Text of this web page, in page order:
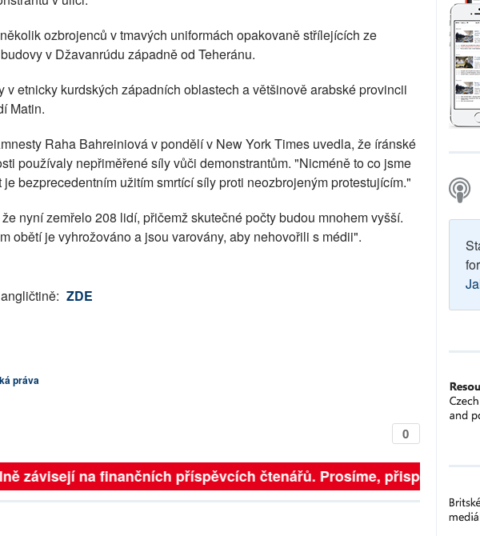
ozbrojenců v tmavých uniformách opakovaně střílejících ze
v Džavanrúdu západně od Teheránu.
v etnicky kurdských západních oblastech a většinově arabské provincii
Matin.
Raha Bahreiniová v pondělí v New York Times uvedla, že íránské
používaly nepřiměřené síly vůči demonstrantům. "Nicméně to co jsme
bezprecedentním užitím smrtící síly proti neozbrojeným protestujícím."
nyní zemřelo 208 lidí, přičemž skutečné počty budou mnohem vyšší.
obětí je vyhrožováno a jsou varovány, aby nehovořili s médii".
ZDE
práva
0
závisejí na finančních příspěvcích čtenářů. Prosíme, přispějte. ➥